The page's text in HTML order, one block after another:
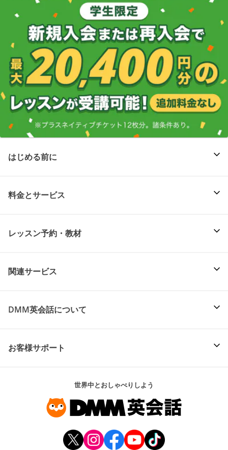
はじめる前に
料金とサービス
レッスン予約・教材
関連サービス
DMM英会話について
お客様サポート
世界中とおしゃべりしよう